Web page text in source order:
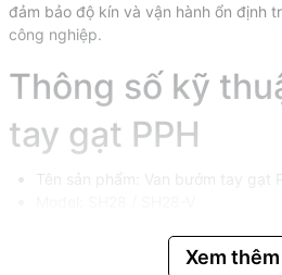
đảm bảo độ kín và vận hành ổn định
công nghiệp.
Thông số kỹ
tay gạt PPH
Tên sản phẩm: Van bướm tay gạt
Kích thước: DN50 đến DN200
Kiểu kết nối: Mặt bích
Xem thêm